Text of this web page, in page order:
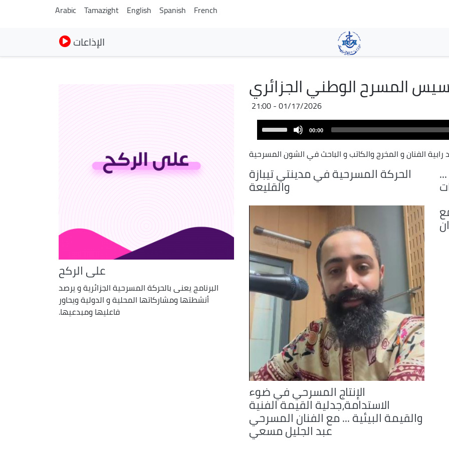
main
content
Arabic Tamazight English Spanish French
الإذاعات
المسرح الوطني الجزائري
01/17/2026 - 21:00
Player
00:00
keys
to
increase
رابيةالفنان و المخرج والكاتب و الباحث في الشون المسرحية
الحركة المسرحية في مدينتي تيبازة
والقليعة
الإنتاج المسرحي في ضوء
الاستدامة،جدلية القيمة الفنية
والقيمة البيئية ... مع الفنان المسرحي
عبد الجليل مسعي
على الركح
البرنامج يعنى بالحركة المسرحية الجزائرية و يرصد
أنشطتها ومشاركاتها المحلية و الدولية ويحاور
فاعليها ومبدعيها.